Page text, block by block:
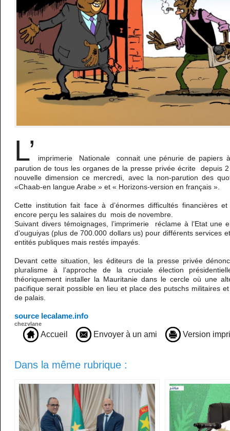
L’
imprimerie Nationale connait une pénurie de papiers
parution de tous les organes de la presse privée écrite depuis
nouvelle dimension ce mercredi, avec la non-parution des
«Chaab-en langue Arabe » et « Horizons-version en français ».
Cette institution fait face à d’énormes difficultés financières
encore perçu les salaires du mois de novembre.
Suivant divers témoignages, l’imprimerie réclame à l’Etat une
d’ouguiyas (plus de 700.000 dollars us) pour différents services
entités publiques mais restés impayés.
Devant cette situation, les éditeurs de la presse privée
pluralisme à l’approche de la cruciale élection
théoriquement installer la Mauritanie dans le cercle où une
pacifique serait possible en lieu et place des putschs militaires
de palais.
source lecalame.info
chezvlane
Accueil Envoyer à un ami Version
Dans la même rubrique :